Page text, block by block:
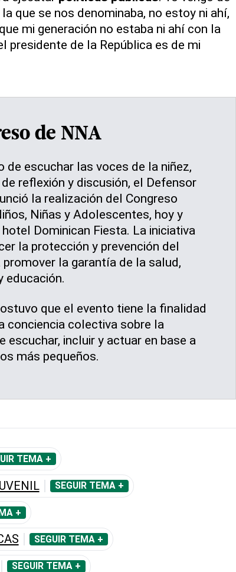
la que se nos denominaba, no estoy ni ahí,
mi generación no estaba ni ahí con la
presidente de la República es de mi
de NNA
de escuchar las voces de la niñez,
reflexión y discusión, el Defensor
la realización del Congreso
Niñas y Adolescentes, hoy y
hotel Dominican Fiesta. La iniciativa
la protección y prevención del
la garantía de la salud,
educación.
que el evento tiene la finalidad
conciencia colectiva sobre la
escuchar, incluir y actuar en base a
más pequeños.
TEMA +
SEGUIR TEMA +
+
SEGUIR TEMA +
SEGUIR TEMA +